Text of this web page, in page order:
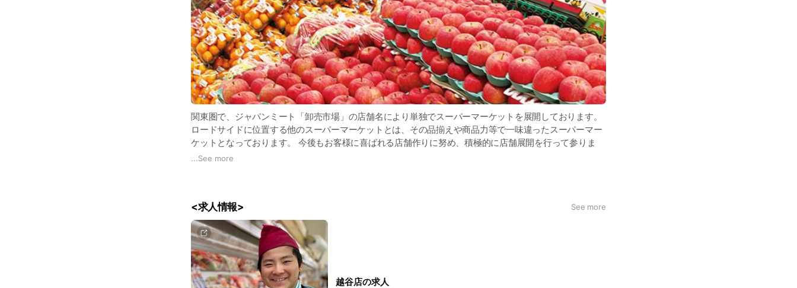
関東圏で、ジャパンミート「卸売市場」の店舗名により単独でスーパーマーケットを展開しております。
ロードサイドに位置する他のスーパーマーケットとは、その品揃えや商品力等で一味違ったスーパーマー
ケットとなっております。 今後もお客様に喜ばれる店舗作りに努め、積極的に店舗展開を行って参りま
す。
...See more
<求人情報> See more
越谷店の求人